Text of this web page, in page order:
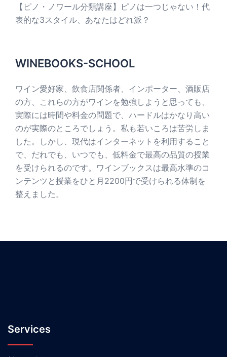
【ピノ・ノワール分類講座】ピノは一つじゃない！代
表的な3スタイル、あなたはどれ派？
WINEBOOKS-SCHOOL
ワイン愛好家、飲食店関係者、インポーター、酒販店
の方、これらの方がワインを勉強しようと思っても、
実際には時間や料金の問題で、ハードルはかなり高い
のが実際のところでしょう。私も若いころは苦労しま
した。しかし、現代はインターネットを利用すること
で、だれでも、いつでも、低料金で最高の品質の授業
を受けられるのです。ワインブックスは最高水準のコ
ンテンツと授業をひと月2200円で受けられる体制を
整えました。
Services